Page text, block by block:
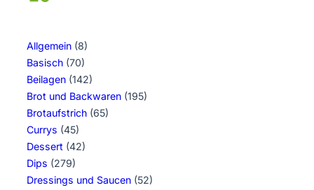
Allgemein (8)
Basisch (70)
Beilagen (142)
Brot und Backwaren (195)
Brotaufstrich (65)
Currys (45)
Dessert (42)
Dips (279)
Dressings und Saucen (52)